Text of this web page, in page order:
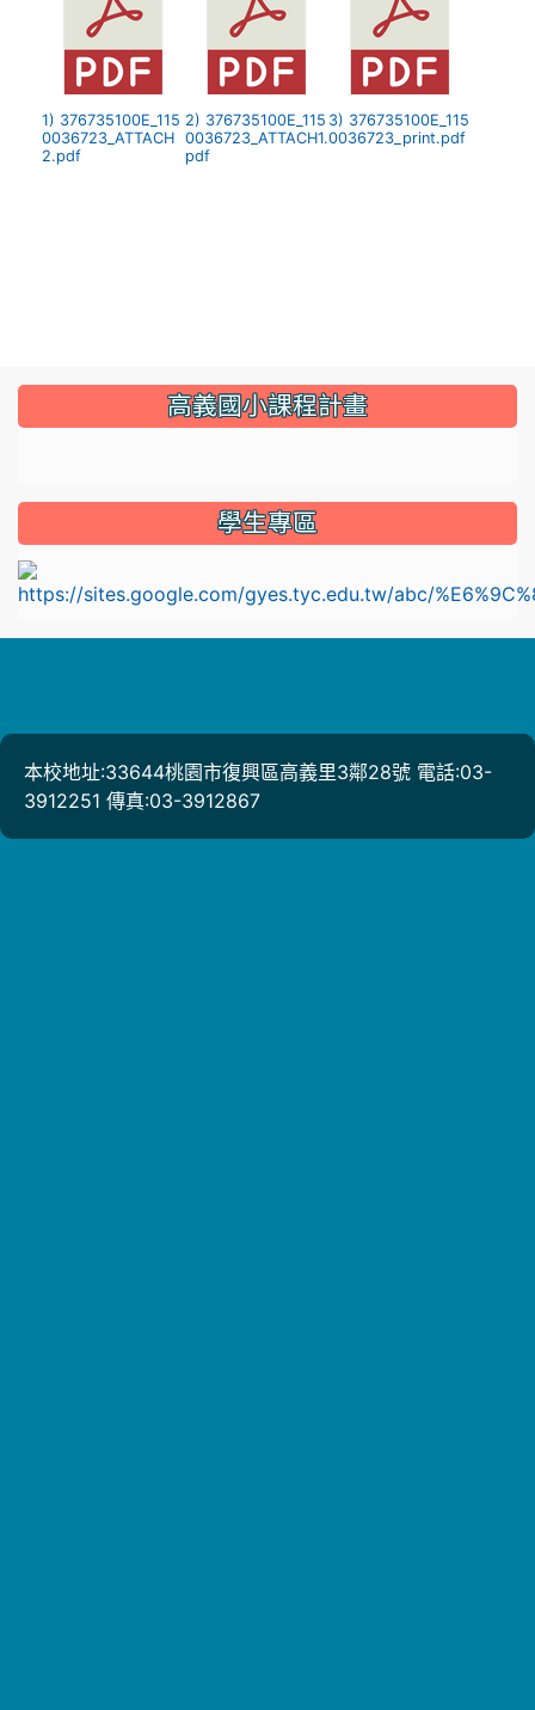
1) 376735100E_115
0036723_ATTACH
2.pdf
2) 376735100E_115
0036723_ATTACH1.
pdf
3) 376735100E_115
0036723_print.pdf
::: 高義國小課程計畫
學生專區
本校地址:33644桃園市復興區高義里3鄰28號 電話:03-
3912251 傳真:03-3912867